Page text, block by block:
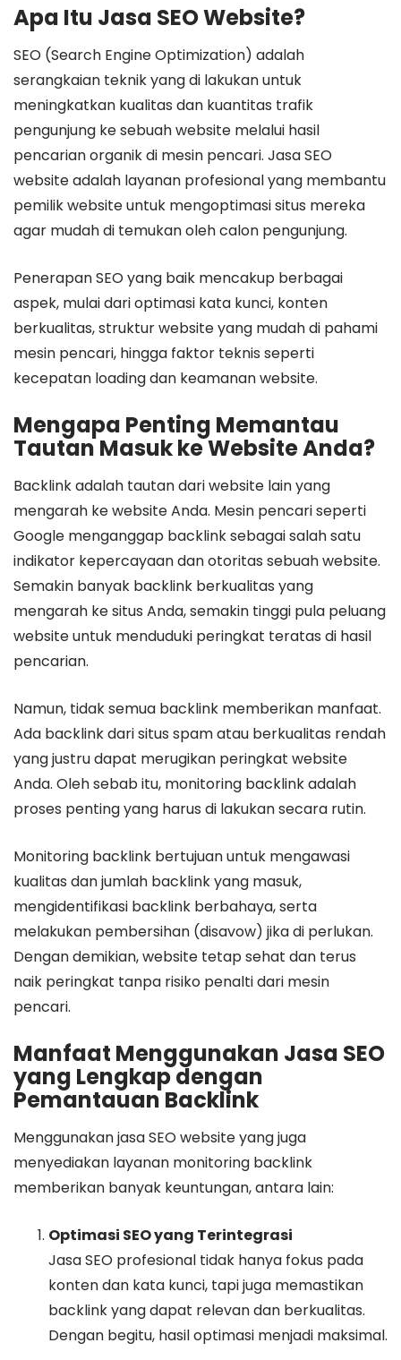
Apa Itu Jasa SEO Website?
SEO (Search Engine Optimization) adalah
serangkaian teknik yang di lakukan untuk
meningkatkan kualitas dan kuantitas trafik
pengunjung ke sebuah website melalui hasil
pencarian organik di mesin pencari. Jasa SEO
website adalah layanan profesional yang membantu
pemilik website untuk mengoptimasi situs mereka
agar mudah di temukan oleh calon pengunjung.
Penerapan SEO yang baik mencakup berbagai
aspek, mulai dari optimasi kata kunci, konten
berkualitas, struktur website yang mudah di pahami
mesin pencari, hingga faktor teknis seperti
kecepatan loading dan keamanan website.
Mengapa Penting Memantau
Tautan Masuk ke Website Anda?
Backlink adalah tautan dari website lain yang
mengarah ke website Anda. Mesin pencari seperti
Google menganggap backlink sebagai salah satu
indikator kepercayaan dan otoritas sebuah website.
Semakin banyak backlink berkualitas yang
mengarah ke situs Anda, semakin tinggi pula peluang
website untuk menduduki peringkat teratas di hasil
pencarian.
Namun, tidak semua backlink memberikan manfaat.
Ada backlink dari situs spam atau berkualitas rendah
yang justru dapat merugikan peringkat website
Anda. Oleh sebab itu, monitoring backlink adalah
proses penting yang harus di lakukan secara rutin.
Monitoring backlink bertujuan untuk mengawasi
kualitas dan jumlah backlink yang masuk,
mengidentifikasi backlink berbahaya, serta
melakukan pembersihan (disavow) jika di perlukan.
Dengan demikian, website tetap sehat dan terus
naik peringkat tanpa risiko penalti dari mesin
pencari.
Manfaat Menggunakan Jasa SEO
yang Lengkap dengan
Pemantauan Backlink
Menggunakan jasa SEO website yang juga
menyediakan layanan monitoring backlink
memberikan banyak keuntungan, antara lain:
Optimasi SEO yang Terintegrasi
Jasa SEO profesional tidak hanya fokus pada
konten dan kata kunci, tapi juga memastikan
backlink yang dapat relevan dan berkualitas.
Dengan begitu, hasil optimasi menjadi maksimal.